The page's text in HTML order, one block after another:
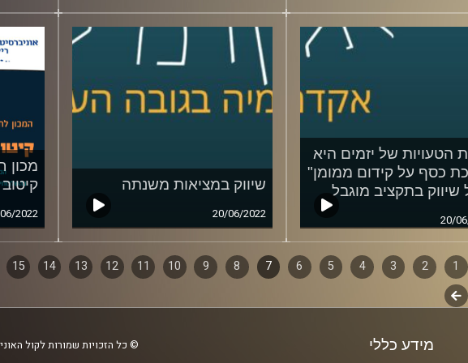
26/06/2022
הטעויות של יזמים היא
כסף על קידום ממומן"
שיווק בתקציב מוגבל
20/
שיווק במציאות משנתה
20/06/2022
מכון
קיטוב
2022
1
2
3
4
5
6
7
8
9
10
11
12
13
14
15
לשלב
מידע כללי © כל הזכויות שמורות לקול